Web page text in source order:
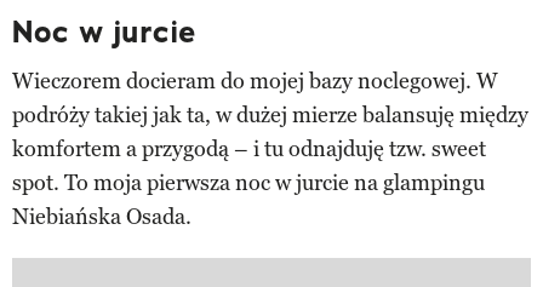
Noc w jurcie
Wieczorem docieram do mojej bazy noclegowej. W
podróży takiej jak ta, w dużej mierze balansuję między
komfortem a przygodą – i tu odnajduję tzw. sweet
spot. To moja pierwsza noc w jurcie na glampingu
Niebiańska Osada.